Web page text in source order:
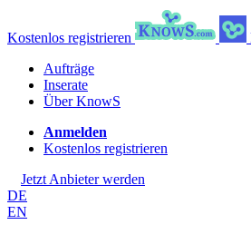
Kostenlos registrieren
Aufträge
Inserate
Über KnowS
Anmelden
Kostenlos registrieren
Jetzt Anbieter werden
DE
EN